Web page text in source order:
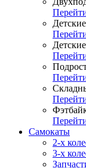
Самокаты
2-х
3-х